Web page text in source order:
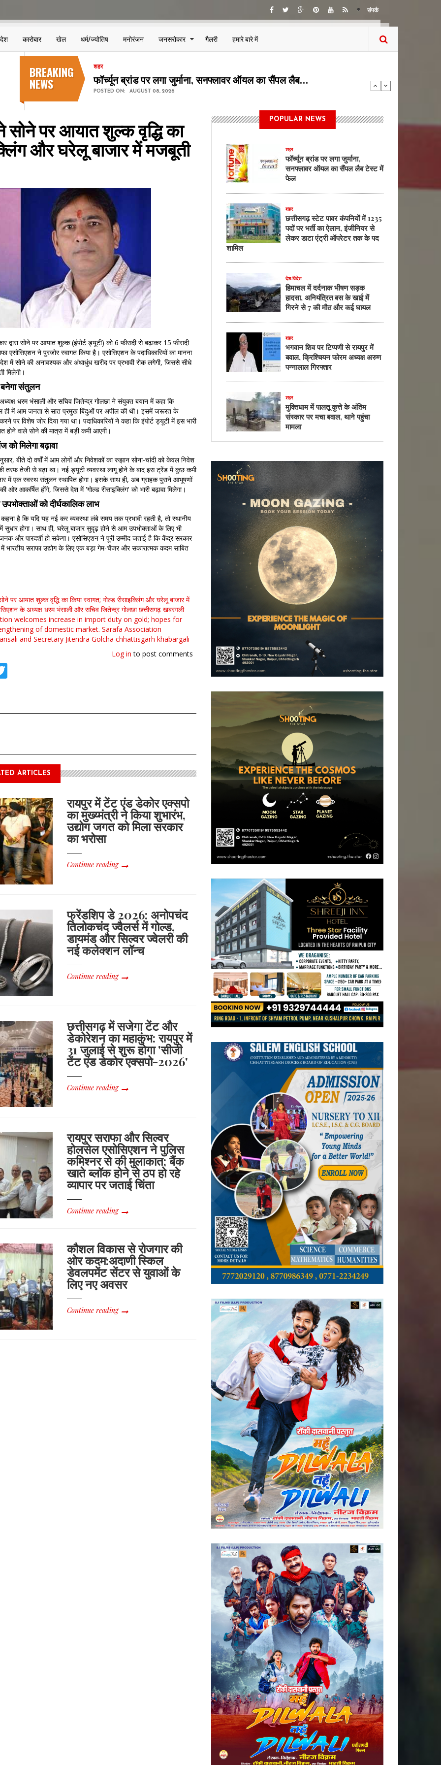
संपर्क
कारोबार खेल धर्म/ज्योतिष मनोरंजन जनसरोकार गैलरी हमारे बारे में
BREAKING
NEWS
शहर
छत्तीसगढ़ स्टेट पावर कंपनियों में 1235 पदों पर भर्ती का…
POSTED ON: AUGUST 08, 2026
सोने पर आयात शुल्क वृद्धि का
और घरेलू बाजार में मजबूती
द्वारा सोने पर आयात शुल्क (इंपोर्ट ड्यूटी) को 6 फीसदी से बढ़ाकर 15 फीसदी
एसोसिएशन ने पुरजोर स्वागत किया है। एसोसिएशन के पदाधिकारियों का मानना
में सोने की अनावश्यक और अंधाधुंध खरीद पर प्रभावी रोक लगेगी, जिससे सीधे
मिलेगी।
संतुलन
धरम भंसाली और सचिव जितेन्द्र गोलछा ने संयुक्त बयान में कहा कि
ही में आम जनता से सात प्रमुख बिंदुओं पर अपील की थी। इसमें जरूरत के
पर विशेष जोर दिया गया था। पदाधिकारियों ने कहा कि इंपोर्ट ड्यूटी में इस भारी
होने वाले सोने की मात्रा में बड़ी कमी आएगी।
को मिलेगा बढ़ावा
बीते दो वर्षों में आम लोगों और निवेशकों का रुझान सोना-चांदी को केवल निवेश
तरफ तेजी से बढ़ा था। नई ड्यूटी व्यवस्था लागू होने के बाद इस ट्रेंड में कुछ कमी
में एक स्वस्थ संतुलन स्थापित होगा। इसके साथ ही, अब ग्राहक पुराने आभूषणों
ओर आकर्षित होंगे, जिससे देश में 'गोल्ड रीसाइक्लिंग' को भारी बढ़ावा मिलेगा।
उपभोक्ताओं को दीर्घकालिक लाभ
कहना है कि यदि यह नई कर व्यवस्था लंबे समय तक प्रभावी रहती है, तो स्थानीय
में सुधार होगा। साथ ही, घरेलू बाजार सुदृढ़ होने से आम उपभोक्ताओं के लिए भी
और पारदर्शी हो सकेगा। एसोसिएशन ने पूरी उम्मीद जताई है कि केंद्र सरकार
भारतीय सराफा उद्योग के लिए एक बड़ा गेम-चेंजर और सकारात्मक कदम साबित
पर आयात शुल्क वृद्धि का किया स्वागत; गोल्ड रीसाइक्लिंग और घरेलू बाजार में
के अध्यक्ष धरम भंसाली और सचिव जितेन्द्र गोलछा छत्तीसगढ़ खबरगली
welcomes increase in import duty on gold; hopes for
of domestic market. Sarafa Association
and Secretary Jitendra Golcha chhattisgarh khabargali
Log in to post comments
ARTICLES
रायपुर में टेंट एंड डेकोर एक्सपो
का मुख्य्मंत्री ने किया शुभारंभ,
उद्योग जगत को मिला सरकार
का भरोसा
Continue reading
फ्रेंडशिप डे 2026: अनोपचंद
तिलोकचंद ज्वैलर्स में गोल्ड,
डायमंड और सिल्वर ज्वेलरी की
नई कलेक्शन लॉन्च
Continue reading
छत्तीसगढ़ में सजेगा टेंट और
डेकोरेशन का महाकुंभ: रायपुर में
31 जुलाई से शुरू होगा 'सीजी
टेंट एंड डेकोर एक्सपो-2026'
Continue reading
रायपुर सराफा और सिल्वर
होलसेल एसोसिएशन ने पुलिस
कमिश्नर से की मुलाकात; बैंक
खाते ब्लॉक होने से ठप हो रहे
व्यापार पर जताई चिंता
Continue reading
कौशल विकास से रोजगार की
ओर कदम:अदाणी स्किल
डेवलपमेंट सेंटर से युवाओं के
लिए नए अवसर
Continue reading
POPULAR NEWS
शहर
फॉर्च्यून ब्रांड पर लगा जुर्माना,
सनफ्लावर ऑयल का सैंपल लैब टेस्ट में
फेल
शहर
छत्तीसगढ़ स्टेट पावर कंपनियों में 1235
पदों पर भर्ती का ऐलान, इंजीनियर से
लेकर डाटा एंट्री ऑपरेटर तक के पद
शामिल
देश-विदेश
हिमाचल में दर्दनाक भीषण सड़क
हादसा, अनियंत्रित बस के खाई में
गिरने से 7 की मौत और कई घायल
शहर
भगवान शिव पर टिप्पणी से रायपुर में
बवाल, क्रिश्चियन फोरम अध्यक्ष अरुण
पन्नालाल गिरफ्तार
शहर
मुक्तिधाम में पालतू कुत्ते के अंतिम
संस्कार पर मचा बवाल, थाने पहुंचा
मामला